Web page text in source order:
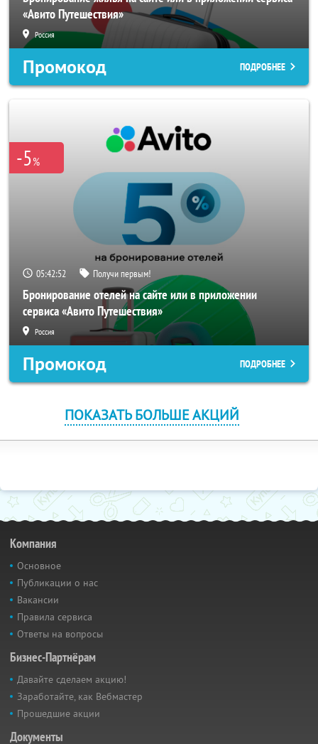
«Авито Путешествия»
Россия
Промокод ПОДРОБНЕЕ
-5%
05:42:51 Получи первым!
Бронирование отелей на сайте или в приложении
сервиса «Авито Путешествия»
Россия
Промокод ПОДРОБНЕЕ
ПОКАЗАТЬ БОЛЬШЕ АКЦИЙ
Компания
Основное
Публикации о нас
Вакансии
Правила сервиса
Ответы на вопросы
Бизнес-Партнёрам
Давайте сделаем акцию!
Заработайте, как Вебмастер
Прошедшие акции
Документы